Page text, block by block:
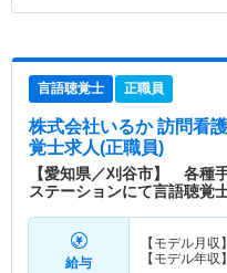
言語聴覚士 正職員
株式会社いるか 訪問看
覚士求人(正職員)
【愛知県／刈谷市】 各種
ステーションにて言語聴覚
給与
【モデル月収】
【モデル年収】